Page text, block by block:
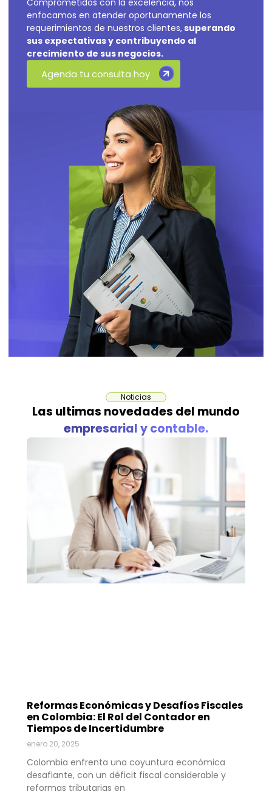
Comprometidos con la excelencia, nos
enfocamos en atender oportunamente los
requerimientos de nuestros clientes,superando
sus expectativas y contribuyendo al
crecimiento de sus negocios.
Agenda tu consulta hoy
Noticias
Las ultimas novedades del mundo
empresarial y contable.
Reformas Económicas y Desafíos Fiscales
en Colombia: El Rol del Contador en
Tiempos de Incertidumbre
enero 20, 2025
Colombia enfrenta una coyuntura económica
desafiante, con un déficit fiscal considerable y
reformas tributarias en